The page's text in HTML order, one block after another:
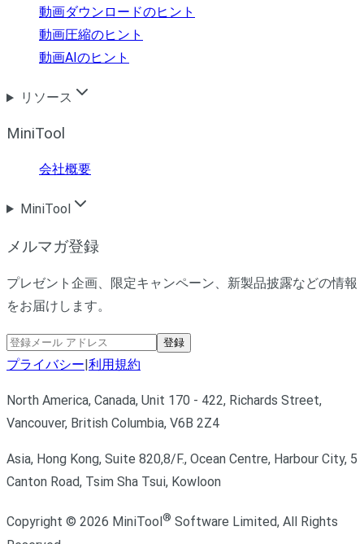
動画ダウンロードのヒント
動画圧縮のヒント
動画AIのヒント
リソース
MiniTool
会社概要
MiniTool
メルマガ登録
プレゼント企画、限定キャンペーン、新製品披露などの情報
をお届けします。
登録
プライバシー 利用規約
North America, Canada, Unit 170 - 422, Richards Street,
Vancouver, British Columbia, V6B 2Z4
Asia, Hong Kong, Suite 820,8/F., Ocean Centre, Harbour City, 5
Canton Road, Tsim Sha Tsui, Kowloon
Copyright © 2026 MiniTool ® Software Limited, All Rights